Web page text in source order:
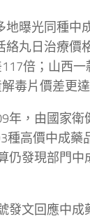
曝光同種中
丸日治療價
倍；山西
毒片價差更達
年，由國家
種高價中成藥
仍發現部門
發文回應中